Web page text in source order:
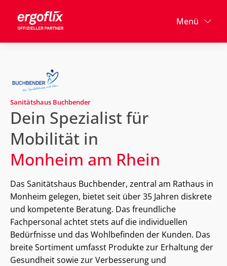
Menü
Sanitätshaus Buchbender
Dein Spezialist für
Mobilität in
Monheim am Rhein
Das Sanitätshaus Buchbender, zentral am Rathaus in
Monheim gelegen, bietet seit über 35 Jahren diskrete
und kompetente Beratung. Das freundliche
Fachpersonal achtet stets auf die individuellen
Bedürfnisse und das Wohlbefinden der Kunden. Das
breite Sortiment umfasst Produkte zur Erhaltung der
Gesundheit sowie zur Verbesserung und